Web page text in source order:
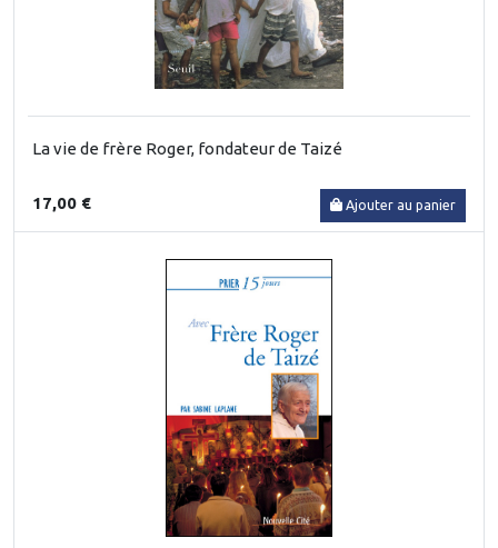
La vie de frère Roger, fondateur de Taizé
17,00 € Ajouter au panier